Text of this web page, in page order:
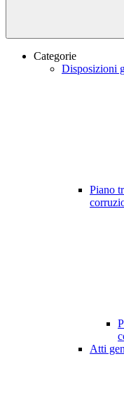
Categorie
Disposizioni
Piano
Atti